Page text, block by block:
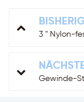
3 '' Nylon-
Gewinde-